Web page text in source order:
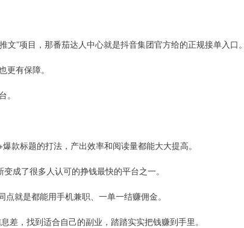
文”项目，那番茄达人中心就是抖音集团官方给的正规接单入口。
有保障。
。
款标题的打法，产出效率和阅读量都能大大提高。
成了很多人认可的挣钱最快的平台之一。
就是都能用手机兼职、一单一结赚佣金。
差，找到适合自己的副业，踏踏实实把钱赚到手里。